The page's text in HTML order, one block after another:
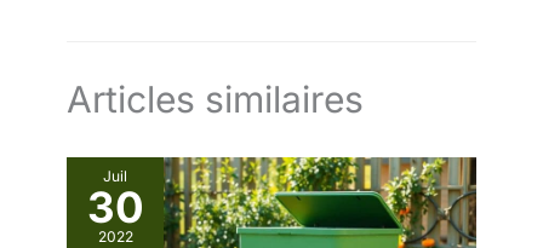
Articles similaires
Juil
30
2022